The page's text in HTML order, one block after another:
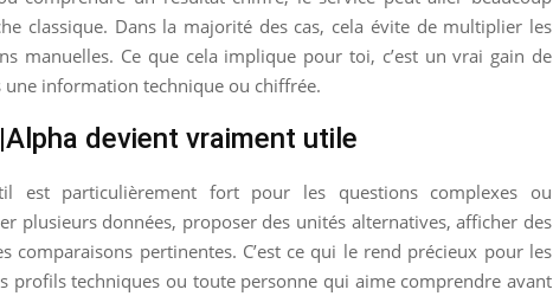
classique. Dans la majorité des cas, cela évite de multiplier les
manuelles. Ce que cela implique pour toi, c’est un vrai gain de
une information technique ou chiffrée.
devient vraiment utile
est particulièrement fort pour les questions complexes ou
plusieurs données, proposer des unités alternatives, afficher des
comparaisons pertinentes. C’est ce qui le rend précieux pour les
profils techniques ou toute personne qui aime comprendre avant